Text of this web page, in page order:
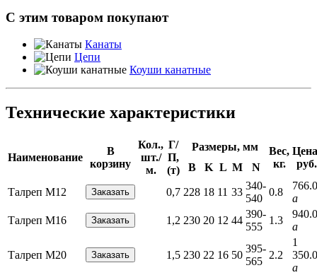
С этим товаром покупают
Канаты
Цепи
Коуши канатные
Технические характеристики
Наименование
В
корзину
Кол.,
шт./
м.
Г/
П,
(т)
Размеры, мм
Вес,
кг.
руб.
B K L M N
Талреп М12 0,7 228 18 11 33
340-
540
0.8
766.0
a
Талреп М16
1,2 230 20 12 44
390-
555
1.3
940.0
a
Талреп М20 1,5 230 22 16 50
395-
565
2.2
1
350.0
a